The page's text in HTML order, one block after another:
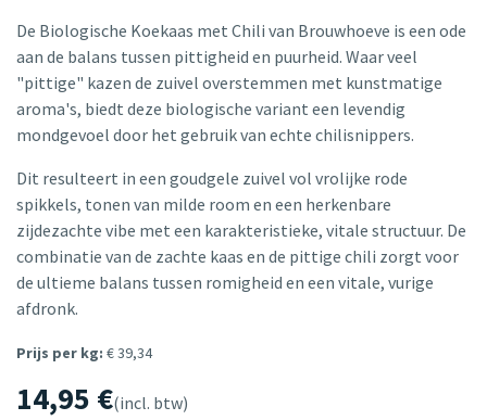
De Biologische Koekaas met Chili van Brouwhoeve is een ode
aan de balans tussen pittigheid en puurheid. Waar veel
"pittige" kazen de zuivel overstemmen met kunstmatige
aroma's, biedt deze biologische variant een levendig
mondgevoel door het gebruik van echte chilisnippers.
Dit resulteert in een goudgele zuivel vol vrolijke rode
spikkels, tonen van milde room en een herkenbare
zijdezachte vibe met een karakteristieke, vitale structuur. De
combinatie van de zachte kaas en de pittige chili zorgt voor
de ultieme balans tussen romigheid en een vitale, vurige
afdronk.
Prijs per kg: € 39,34
14,95 €(incl. btw)